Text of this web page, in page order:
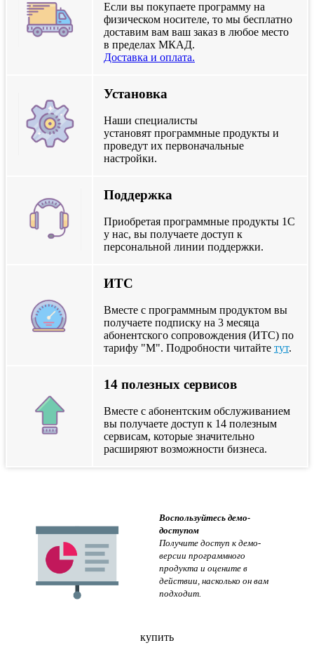
Если вы покупаете программу на
физическом носителе, то мы бесплатно
доставим вам ваш заказ в любое место
в пределах МКАД.
Доставка и оплата.
Установка
Наши специалисты
установят программные продукты и
проведут их первоначальные
настройки.
Поддержка
Приобретая программные продукты 1С
у нас, вы получаете доступ к
персональной линии поддержки.
ИТС
Вместе с программным продуктом вы
получаете подписку на 3 месяца
абонентского сопровождения (ИТС) по
тарифу "М". Подробности читайте тут.
14 полезных сервисов
Вместе с абонентским обслуживанием
вы получаете доступ к 14 полезным
сервисам, которые значительно
расширяют возможности бизнеса.
Воспользуйтесь демо-
доступом
Получите доступ к демо-
версии программного
продукта и оцените в
действии, насколько он вам
подходит.
купить